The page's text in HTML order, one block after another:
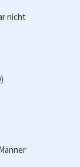
nicht